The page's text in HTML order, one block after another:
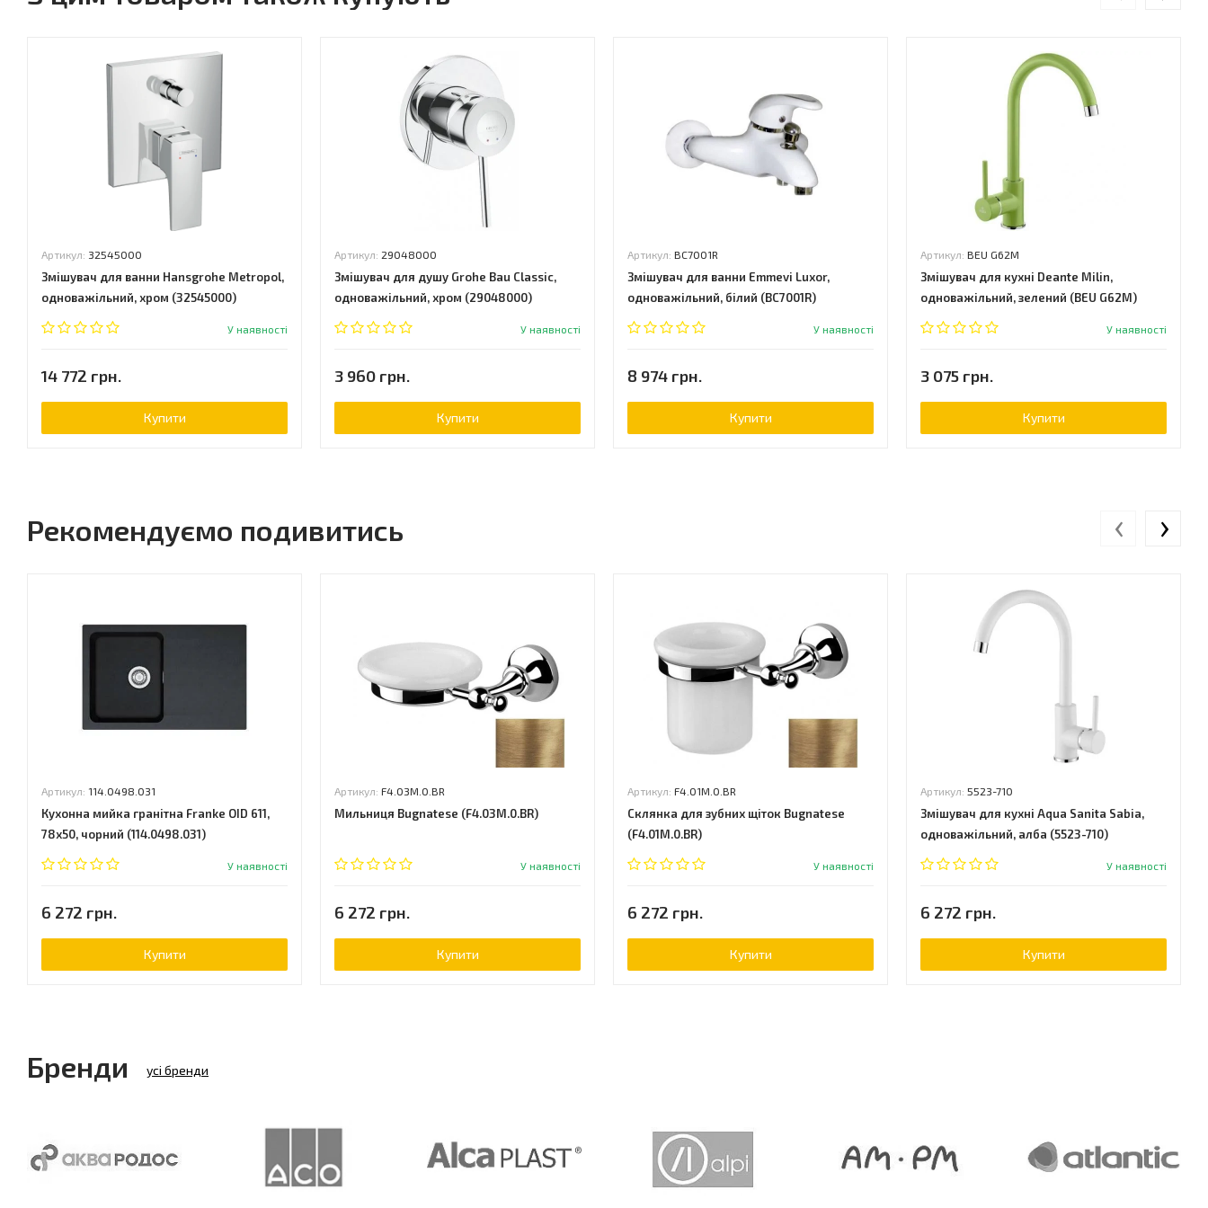
Артикул: 32545000
Змішувач для ванни Hansgrohe Metropol,
одноважільний, хром (32545000)
У наявності
14 772 грн.
Купити
Артикул: 29048000
Змішувач для душу Grohe Bau Classic,
одноважільний, хром (29048000)
У наявності
3 960 грн.
Купити
Артикул: BC7001R
Змішувач для ванни Emmevi Luxor,
одноважільний, білий (BC7001R)
У наявності
8 974 грн.
Купити
Артикул: BEU G62M
Змішувач для кухні Deante Milin,
одноважільний, зелений (BEU G62M)
У наявності
3 075 грн.
Купити
Рекомендуємо подивитись
Артикул: 114.0498.031
Кухонна мийка гранітна Franke OID 611,
78x50, чорний (114.0498.031)
У наявності
6 272 грн.
Купити
Артикул: F4.03M.0.BR
Мильниця Bugnatese (F4.03M.0.BR)
У наявності
6 272 грн.
Купити
Артикул: F4.01M.0.BR
Склянка для зубних щіток Bugnatese
(F4.01M.0.BR)
У наявності
6 272 грн.
Купити
Артикул: 5523-710
Змішувач для кухні Aqua Sanita Sabia,
одноважільний, алба (5523-710)
У наявності
6 272 грн.
Купити
‹ ›
Бренди усі бренди